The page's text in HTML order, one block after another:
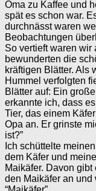
Oma zu Kaffee und
spät es schon war.
durchnässt waren
Beobachtungen
So vertieft waren wir
bewunderten die
kräftigen Blätter. Als
Hummel verfolgten
Blätter auf: Ein
erkannte ich, dass
Tier, das einem
Opa an. Er grinste
ist?”
Ich schüttelte
dem Käfer und
Maikäfer. Davon gibt
den Maikäfer an und